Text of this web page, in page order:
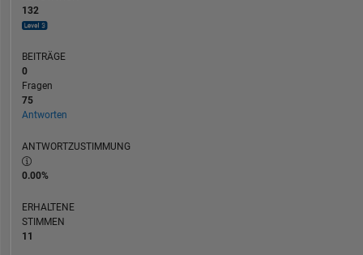
132
BEITRÄGE
0
Fragen
75
Antworten
ANTWORTZUSTIMMUNG
0.00%
ERHALTENE
STIMMEN
11